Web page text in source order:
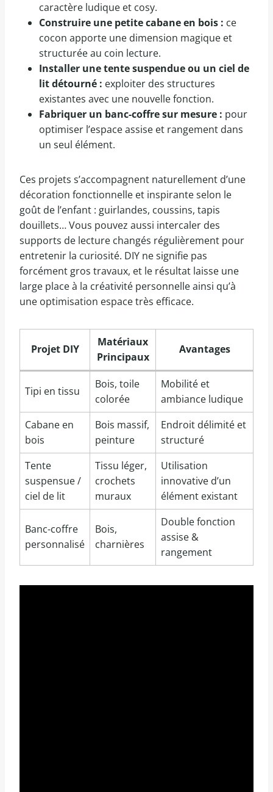
caractère ludique et cosy.
Construire une petite cabane en bois : ce
cocon apporte une dimension magique et
structurée au coin lecture.
Installer une tente suspendue ou un ciel de
lit détourné : exploiter des structures
existantes avec une nouvelle fonction.
Fabriquer un banc-coffre sur mesure : pour
optimiser l’espace assise et rangement dans
un seul élément.
Ces projets s’accompagnent naturellement d’une
décoration fonctionnelle et inspirante selon le
goût de l’enfant : guirlandes, coussins, tapis
douillets… Vous pouvez aussi intercaler des
supports de lecture changés régulièrement pour
entretenir la curiosité. DIY ne signifie pas
forcément gros travaux, et le résultat laisse une
large place à la créativité personnelle ainsi qu’à
une optimisation espace très efficace.
Projet DIY
Matériaux
Principaux
Avantages
Tipi en tissu
Bois, toile
colorée
Mobilité et
ambiance ludique
Cabane en
bois
Bois massif,
peinture
Endroit délimité et
structuré
Tente
suspensue /
ciel de lit
Tissu léger,
crochets
muraux
Utilisation
innovative d’un
élément existant
Banc-coffre
personnalisé
Bois,
charnières
Double fonction
assise &
rangement